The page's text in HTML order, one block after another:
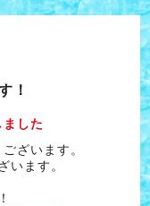
！
した
ざいます。
います。